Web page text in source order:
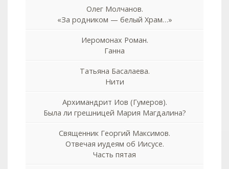
Олег Молчанов.
«За родником — белый Храм…»
Иеромонах Роман.
Ганна
Татьяна Басалаева.
Нити
Архимандрит Иов (Гумеров).
Была ли грешницей Мария Магдалина?
Священник Георгий Максимов.
Отвечая иудеям об Иисусе.
Часть пятая